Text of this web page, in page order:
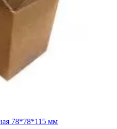
78*78*115 мм